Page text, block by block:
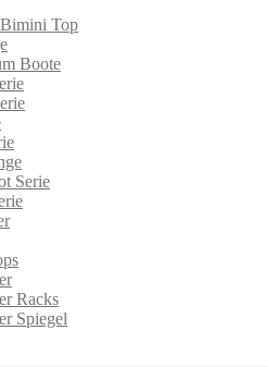
Top
Boote
Serie
Racks
Spiegel